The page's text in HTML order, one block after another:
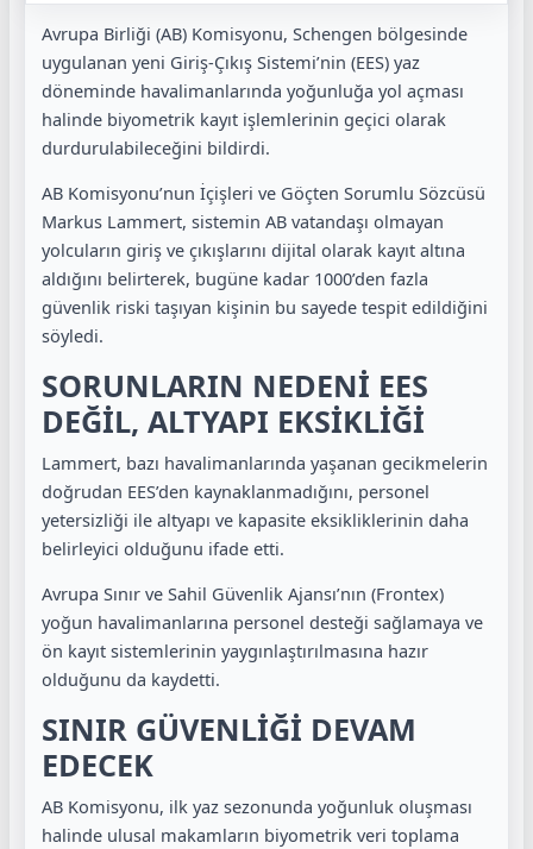
Avrupa Birliği (AB) Komisyonu, Schengen bölgesinde
uygulanan yeni Giriş-Çıkış Sistemi’nin (EES) yaz
döneminde havalimanlarında yoğunluğa yol açması
halinde biyometrik kayıt işlemlerinin geçici olarak
durdurulabileceğini bildirdi.
AB Komisyonu’nun İçişleri ve Göçten Sorumlu Sözcüsü
Markus Lammert, sistemin AB vatandaşı olmayan
yolcuların giriş ve çıkışlarını dijital olarak kayıt altına
aldığını belirterek, bugüne kadar 1000’den fazla
güvenlik riski taşıyan kişinin bu sayede tespit edildiğini
söyledi.
SORUNLARIN NEDENİ EES
DEĞİL, ALTYAPI EKSİKLİĞİ
Lammert, bazı havalimanlarında yaşanan gecikmelerin
doğrudan EES’den kaynaklanmadığını, personel
yetersizliği ile altyapı ve kapasite eksikliklerinin daha
belirleyici olduğunu ifade etti.
Avrupa Sınır ve Sahil Güvenlik Ajansı’nın (Frontex)
yoğun havalimanlarına personel desteği sağlamaya ve
ön kayıt sistemlerinin yaygınlaştırılmasına hazır
olduğunu da kaydetti.
SINIR GÜVENLİĞİ DEVAM
EDECEK
AB Komisyonu, ilk yaz sezonunda yoğunluk oluşması
halinde ulusal makamların biyometrik veri toplama